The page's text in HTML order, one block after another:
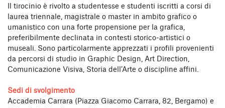
Il tirocinio è rivolto a studentesse e studenti iscritti a corsi di
laurea triennale, magistrale o master in ambito grafico o
umanistico con una forte propensione per la grafica,
preferibilmente declinata in contesti storico-artistici o
museali. Sono particolarmente apprezzati i profili provenienti
da percorsi di studio in Graphic Design, Art Direction,
Comunicazione Visiva, Storia dell’Arte o discipline affini.
Sedi di svolgimento
Accademia Carrara (Piazza Giacomo Carrara, 82, Bergamo) e